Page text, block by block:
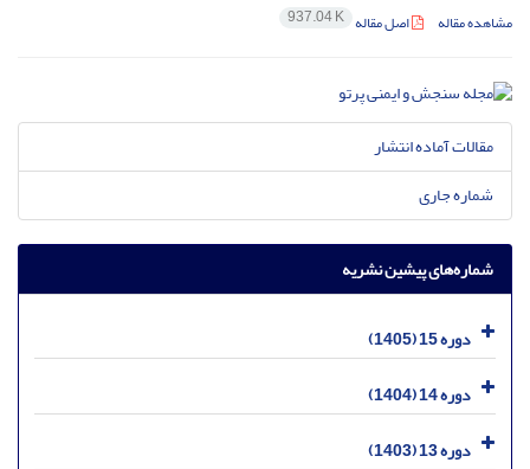
مشاهده مقاله اصل مقاله 937.04 K
مقالات آماده انتشار
شماره جاری
شماره‌های پیشین نشریه
دوره 15 (1405)
دوره 14 (1404)
دوره 13 (1403)